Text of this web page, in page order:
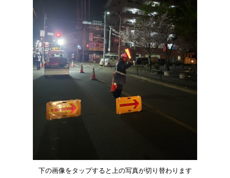
下の画像をタップすると上の写真が切り替わります